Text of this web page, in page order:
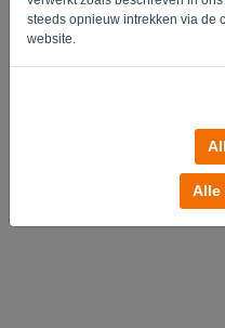
steeds opnieuw intrekken via de
website.
Alle